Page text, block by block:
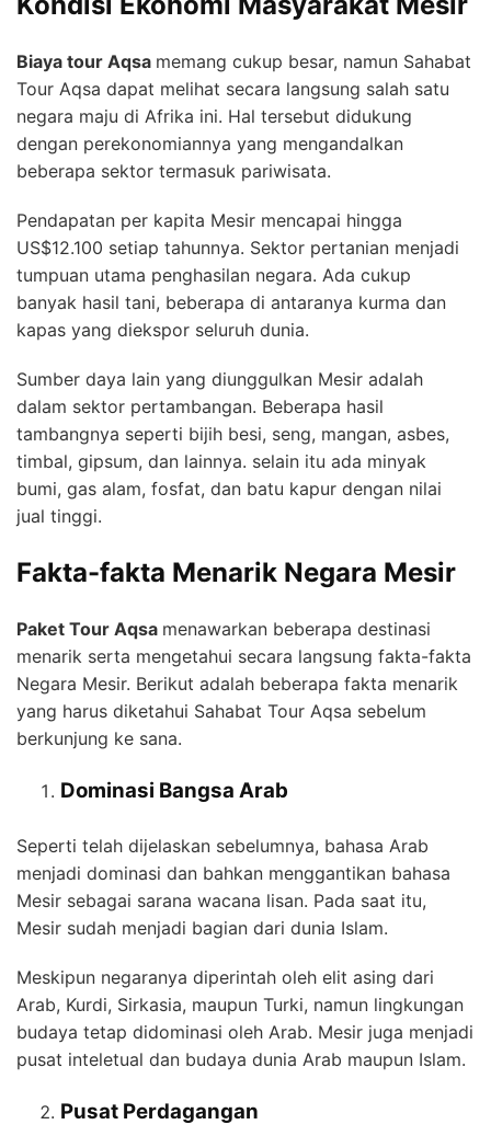
Biaya tour Aqsa memang cukup besar, namun Sahabat
Tour Aqsa dapat melihat secara langsung salah satu
negara maju di Afrika ini. Hal tersebut didukung
dengan perekonomiannya yang mengandalkan
beberapa sektor termasuk pariwisata.
Pendapatan per kapita Mesir mencapai hingga
US$12.100 setiap tahunnya. Sektor pertanian menjadi
tumpuan utama penghasilan negara. Ada cukup
banyak hasil tani, beberapa di antaranya kurma dan
kapas yang diekspor seluruh dunia.
Sumber daya lain yang diunggulkan Mesir adalah
dalam sektor pertambangan. Beberapa hasil
tambangnya seperti bijih besi, seng, mangan, asbes,
timbal, gipsum, dan lainnya. selain itu ada minyak
bumi, gas alam, fosfat, dan batu kapur dengan nilai
jual tinggi.
Fakta-fakta Menarik Negara Mesir
Paket Tour Aqsa menawarkan beberapa destinasi
menarik serta mengetahui secara langsung fakta-fakta
Negara Mesir. Berikut adalah beberapa fakta menarik
yang harus diketahui Sahabat Tour Aqsa sebelum
berkunjung ke sana.
Dominasi Bangsa Arab
Seperti telah dijelaskan sebelumnya, bahasa Arab
menjadi dominasi dan bahkan menggantikan bahasa
Mesir sebagai sarana wacana lisan. Pada saat itu,
Mesir sudah menjadi bagian dari dunia Islam.
Meskipun negaranya diperintah oleh elit asing dari
Arab, Kurdi, Sirkasia, maupun Turki, namun lingkungan
budaya tetap didominasi oleh Arab. Mesir juga menjadi
pusat inteletual dan budaya dunia Arab maupun Islam.
Pusat Perdagangan